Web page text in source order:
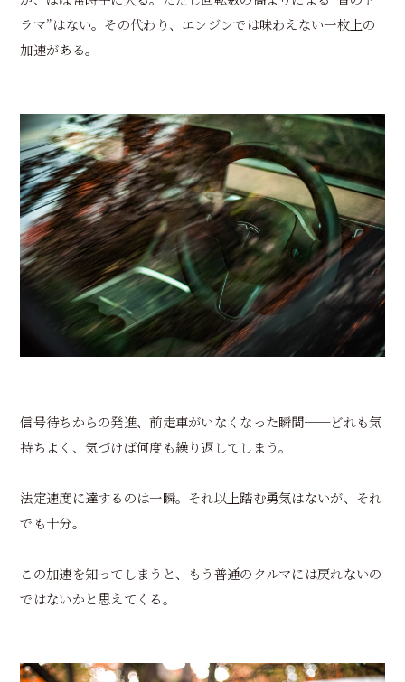
ラマ”はない。その代わり、エンジンでは味わえない一枚上の
加速がある。
信号待ちからの発進、前走車がいなくなった瞬間──どれも気
持ちよく、気づけば何度も繰り返してしまう。
法定速度に達するのは一瞬。それ以上踏む勇気はないが、それ
でも十分。
この加速を知ってしまうと、もう普通のクルマには戻れないの
ではないかと思えてくる。